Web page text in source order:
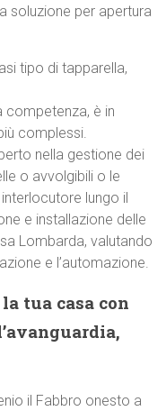
soluzione per apertura
tipo di tapparella,
competenza, è in
complessi.
nella gestione dei
o avvolgibili o le
lungo il
e installazione delle
Lombarda, valutando
e l’automazione.
tua casa con
il Fabbro onesto a